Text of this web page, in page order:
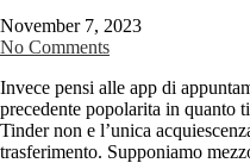
November 7, 2023
No Comments
Invece pensi alle app di
precedente popolarita in quanto
Tinder non e l’unica
trasferimento. Supponiamo